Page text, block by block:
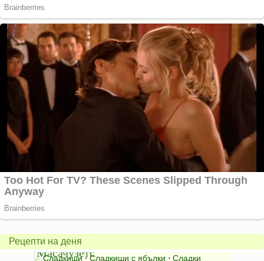
Рецепти на деня
Американски
ябълков
пай
от
Масачузетс
Сладкиши⋅Сладкиши с ябълки ⋅ Сладки
питка
на
мама